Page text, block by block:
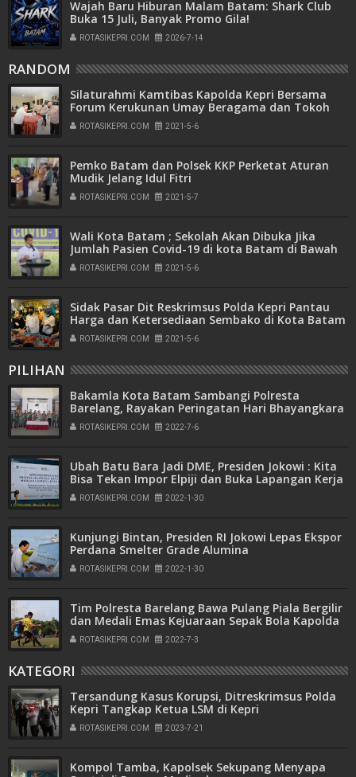
Wajah Baru Hiburan Malam Batam: Shark Club
Buka 15 Juli, Banyak Promo Gila!
ROTASIKEPRI.COM 2026-7-14
RANDOM
Silaturahmi Kamtibas Kapolda Kepri Bersama
Forum Kerukunan Umay Beragama dan Tokoh
Agama di Provinsi Kepri
ROTASIKEPRI.COM 2021-5-6
Pemko Batam dan Polsek KKP Perketat Aturan
Mudik Jelang Idul Fitri
ROTASIKEPRI.COM 2021-5-7
Wali Kota Batam ; Sekolah Akan Dibuka Jika
Jumlah Pasien Covid-19 di kota Batam di Bawah
100 Orang
ROTASIKEPRI.COM 2021-5-6
Sidak Pasar Dit Reskrimsus Polda Kepri Pantau
Harga dan Ketersediaan Sembako di Kota Batam
ROTASIKEPRI.COM 2021-5-6
PILIHAN
Bakamla Kota Batam Sambangi Polresta
Barelang, Rayakan Peringatan Hari Bhayangkara
ke-76
ROTASIKEPRI.COM 2022-7-6
Ubah Batu Bara Jadi DME, Presiden Jokowi : Kita
Bisa Tekan Impor Elpiji dan Buka Lapangan Kerja
ROTASIKEPRI.COM 2022-1-30
Kunjungi Bintan, Presiden RI Jokowi Lepas Ekspor
Perdana Smelter Grade Alumina
ROTASIKEPRI.COM 2022-1-30
Tim Polresta Barelang Bawa Pulang Piala Bergilir
dan Medali Emas Kejuaraan Sepak Bola Kapolda
Kepri Cup Tahun 2022
ROTASIKEPRI.COM 2022-7-3
KATEGORI
Tersandung Kasus Korupsi, Ditreskrimsus Polda
Kepri Tangkap Ketua LSM di Kepri
ROTASIKEPRI.COM 2023-7-21
Kompol Tamba, Kapolsek Sekupang Menyapa